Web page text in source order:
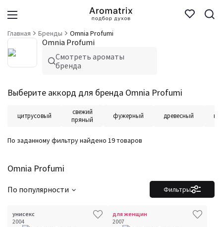
Главная Бренды Omnia Profumi
Omnia Profumi
Смотреть ароматы
бренда
Выберите аккорд для бренда Omnia Profumi
цитрусовый
свежий
пряный
фужерный древесный
Omnia Profumi
По заданному фильтру найдено 19 товаров
Фильтры
По популярности
унисекс
2004
для женщин
2007